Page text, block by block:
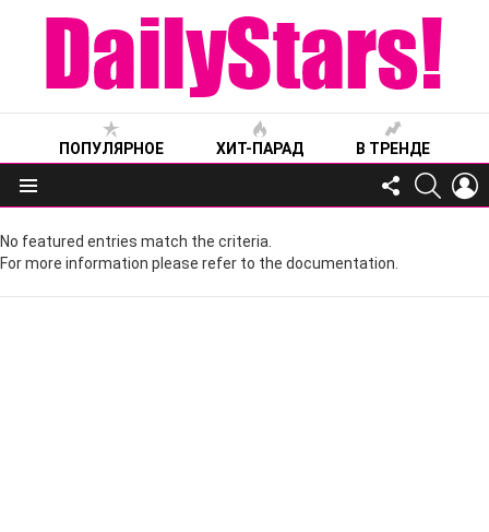
ПОПУЛЯРНОЕ ХИТ-ПАРАД В ТРЕНДЕ
Меню
FOLLOW
US
No featured entries match the criteria.
For more information please refer to the documentation.